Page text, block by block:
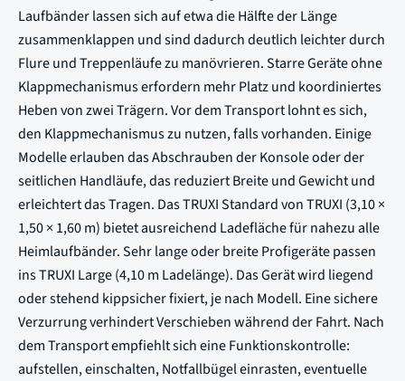
Laufbänder lassen sich auf etwa die Hälfte der Länge
zusammenklappen und sind dadurch deutlich leichter durch
Flure und Treppenläufe zu manövrieren. Starre Geräte ohne
Klappmechanismus erfordern mehr Platz und koordiniertes
Heben von zwei Trägern. Vor dem Transport lohnt es sich,
den Klappmechanismus zu nutzen, falls vorhanden. Einige
Modelle erlauben das Abschrauben der Konsole oder der
seitlichen Handläufe, das reduziert Breite und Gewicht und
erleichtert das Tragen. Das TRUXI Standard von TRUXI (3,10 ×
1,50 × 1,60 m) bietet ausreichend Ladefläche für nahezu alle
Heimlaufbänder. Sehr lange oder breite Profigeräte passen
ins TRUXI Large (4,10 m Ladelänge). Das Gerät wird liegend
oder stehend kippsicher fixiert, je nach Modell. Eine sichere
Verzurrung verhindert Verschieben während der Fahrt. Nach
dem Transport empfiehlt sich eine Funktionskontrolle:
aufstellen, einschalten, Notfallbügel einrasten, eventuelle